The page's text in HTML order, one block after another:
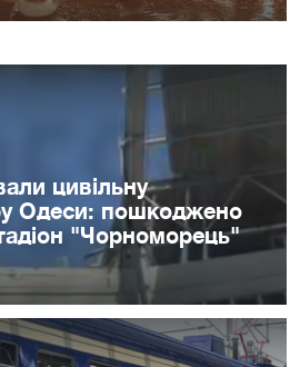
цивільну
Одеси: пошкоджено
"Чорноморець"